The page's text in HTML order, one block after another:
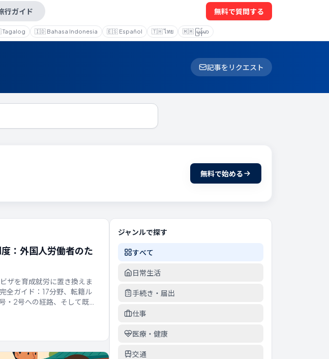
行ガイド 無料で質問する
Tagalog 🇮🇩 Bahasa Indonesia 🇪🇸 Español 🇹🇭ไทย 🇲🇲 မြန်မာ
記事をリクエスト
無料で始める
：外国人労働者のた
ザを育成就労に置き換えま
全ガイド：17分野、転籍ル
・2号への経路、そして既存
月1日の期限について解説
ジャンルで探す
すべて
日常生活
手続き・届出
仕事
医療・健康
交通